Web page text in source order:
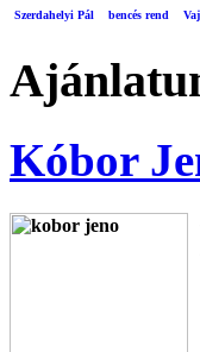
Szerdahelyi Pál bencés rend
Kóbor